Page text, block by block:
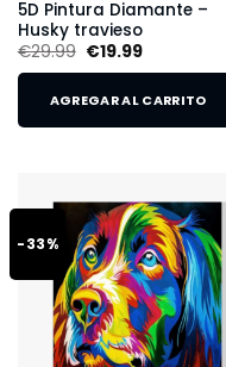
5D Pintura Diamante –
Husky travieso
€29.99 €19.99
AGREGAR AL CARRITO
-33%